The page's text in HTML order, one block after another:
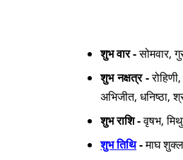
शुभ वार -सोमवार,
शुभ नक्षत्र -
अभिजीत, धनिष्ठा,
शुभ राशि -वृषभ,
शुभ तिथि-माघ